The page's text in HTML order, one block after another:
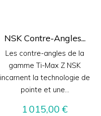
NSK Contre-Angles...
Les contre-angles de la
gamme Ti-Max Z NSK
incarnent la technologie de
pointe et une...
Prix
1 015,00 €